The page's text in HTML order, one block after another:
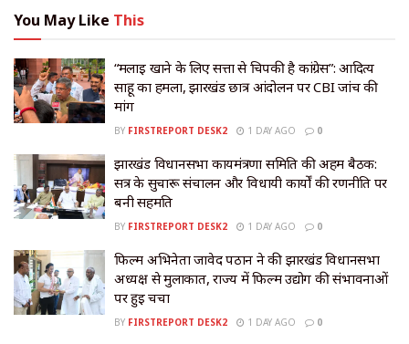
You May Like This
“मलाई खाने के लिए सत्ता से चिपकी है कांग्रेस”: आदित्य
साहू का हमला, झारखंड छात्र आंदोलन पर CBI जांच की
मांग
BY FIRSTREPORT DESK2 1 DAY AGO 0
झारखंड विधानसभा कार्यमंत्रणा समिति की अहम बैठक:
सत्र के सुचारू संचालन और विधायी कार्यों की रणनीति पर
बनी सहमति
BY FIRSTREPORT DESK2 1 DAY AGO 0
फिल्म अभिनेता जावेद पठान ने की झारखंड विधानसभा
अध्यक्ष से मुलाकात, राज्य में फिल्म उद्योग की संभावनाओं
पर हुई चर्चा
BY FIRSTREPORT DESK2 1 DAY AGO 0